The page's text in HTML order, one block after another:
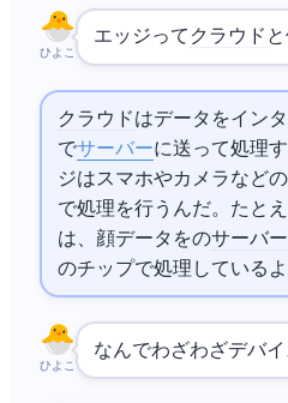
ひよこ
エッジAIって クラウド AI
クラウドAIはデータをイン
でサーバーに送って処理
ジAIはスマホやカメラなど
でAI処理を行うんだ。たとえば
は、顔データをのサーバー
のチップで処理しているよ
ひよこ
なんでわざわざデバ